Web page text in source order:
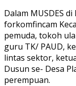
Dalam MUSDES
forkomfincam
pemuda, tokoh
guru TK/ PAUD,
lintas sektor,
Dusun se- Desa
perempuan.